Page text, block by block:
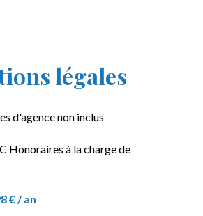
légales
d'agence non inclus
Honoraires à la charge de
€ / an